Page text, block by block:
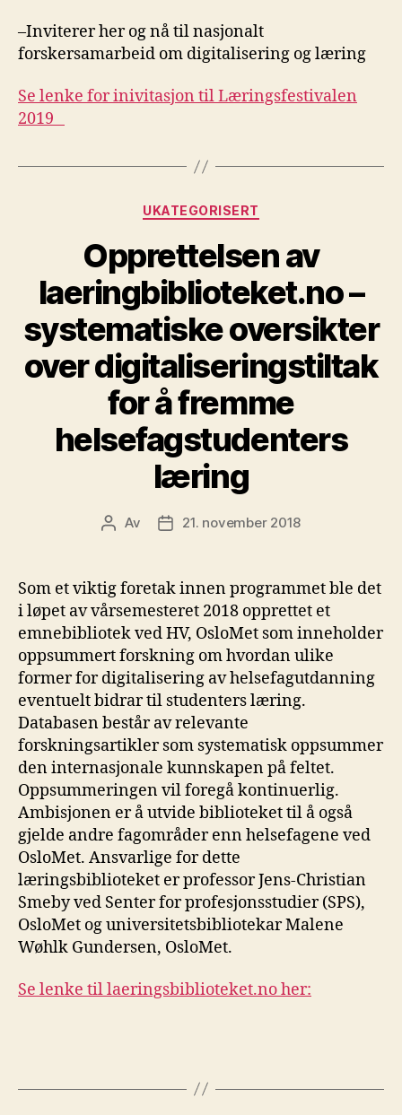
–Inviterer her og nå til nasjonalt
forskersamarbeid om digitalisering og læring
Se lenke for inivitasjon til Læringsfestivalen
2019
Kategorier
UKATEGORISERT
Opprettelsen av
laeringbiblioteket.no –
systematiske oversikter
over digitaliseringstiltak
for å fremme
helsefagstudenters
læring
Innleggsforfatter
Av Publiseringsdato
21. november 2018
Som et viktig foretak innen programmet ble det
i løpet av vårsemesteret 2018 opprettet et
emnebibliotek ved HV, OsloMet som inneholder
oppsummert forskning om hvordan ulike
former for digitalisering av helsefagutdanning
eventuelt bidrar til studenters læring.
Databasen består av relevante
forskningsartikler som systematisk oppsummer
den internasjonale kunnskapen på feltet.
Oppsummeringen vil foregå kontinuerlig.
Ambisjonen er å utvide biblioteket til å også
gjelde andre fagområder enn helsefagene ved
OsloMet. Ansvarlige for dette
læringsbiblioteket er professor Jens-Christian
Smeby ved Senter for profesjonsstudier (SPS),
OsloMet og universitetsbibliotekar Malene
Wøhlk Gundersen, OsloMet.
Se lenke til laeringsbiblioteket.no her: